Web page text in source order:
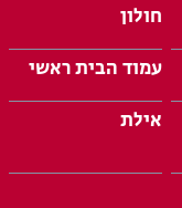
חולון
עמוד הבית ראשי
אילת